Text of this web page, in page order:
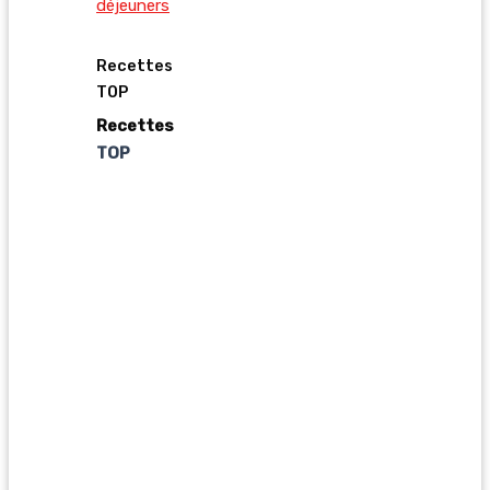
déjeuners
Recettes
TOP
Recettes
TOP